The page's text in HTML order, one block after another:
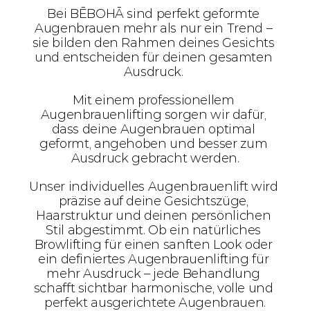
Bei BĒBOHĀ sind perfekt geformte
Augenbrauen mehr als nur ein Trend –
sie bilden den Rahmen deines Gesichts
und entscheiden für deinen gesamten
Ausdruck.
Mit einem professionellem
Augenbrauenlifting sorgen wir dafür,
dass deine Augenbrauen optimal
geformt, angehoben und besser zum
Ausdruck gebracht werden.
Unser individuelles Augenbrauenlift wird
präzise auf deine Gesichtszüge,
Haarstruktur und deinen persönlichen
Stil abgestimmt. Ob ein natürliches
Browlifting für einen sanften Look oder
ein definiertes Augenbrauenlifting für
mehr Ausdruck – jede Behandlung
schafft sichtbar harmonische, volle und
perfekt ausgerichtete Augenbrauen.